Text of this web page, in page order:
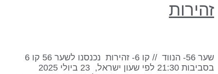
שער 56- הנווד // קו 6- זהירות נכנסנו לשער 56 קו 6
בסביבות 21:30 לפי שעון ישראל, 23 ביולי 2025